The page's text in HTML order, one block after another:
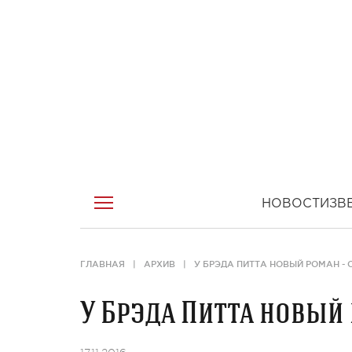
НОВОСТИ
ГЛАВНАЯ АРХИВ У БРЭДА ПИТТА НОВЫЙ РОМАН -
У Брэда Питта